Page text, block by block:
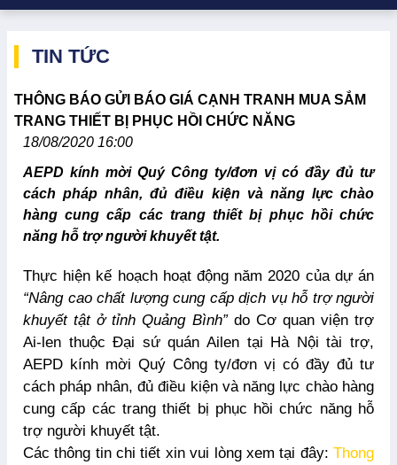
TIN TỨC
THÔNG BÁO GỬI BÁO GIÁ CẠNH TRANH MUA SẮM
TRANG THIẾT BỊ PHỤC HỒI CHỨC NĂNG
18/08/2020 16:00
AEPD kính mời Quý Công ty/đơn vị có đầy đủ tư
cách pháp nhân, đủ điều kiện và năng lực chào
hàng cung cấp các trang thiết bị phục hồi chức
năng hỗ trợ người khuyết tật.
Thực hiện kế hoạch hoạt động năm 2020 của dự án
“Nâng cao chất lượng cung cấp dịch vụ hỗ trợ người
khuyết tật ở tỉnh Quảng Bình” do Cơ quan viện trợ
Ai-len thuộc Đại sứ quán Ailen tại Hà Nội tài trợ,
AEPD kính mời Quý Công ty/đơn vị có đầy đủ tư
cách pháp nhân, đủ điều kiện và năng lực chào hàng
cung cấp các trang thiết bị phục hồi chức năng hỗ
trợ người khuyết tật.
Các thông tin chi tiết xin vui lòng xem tại đây: Thong